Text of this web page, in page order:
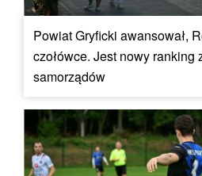
Powiat Gryficki awansował,
czołówce. Jest nowy ranking
samorządów